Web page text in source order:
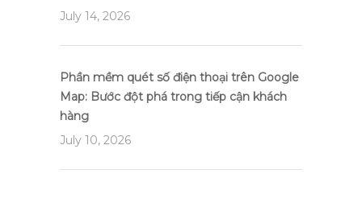
July 14, 2026
Phần mềm quét số điện thoại trên Google
Map: Bước đột phá trong tiếp cận khách
hàng
July 10, 2026